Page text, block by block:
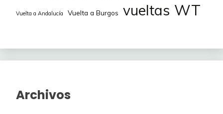
Vuelta a Andalucía Vuelta a Burgos vueltas WT
Archivos